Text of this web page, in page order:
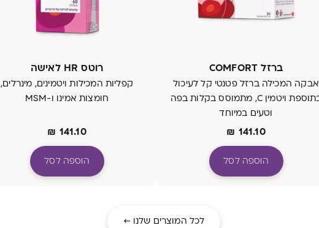
ברזל COMFORT
אבקה המכילה ברזל פטנטי קל לעיכול
בתוספת ויטמין C, מתמוסס בקלות בפה
וטעים במיוחד
₪ 141.10
הוספה לסל
רוטס HR לאישה
קפליות המכילות ויטמינים, מינרלים,
חומצות אמינו ו-MSM
₪ 141.10
הוספה לסל
לכל המוצרים שלנו ←